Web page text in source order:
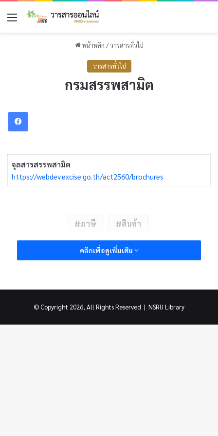
เมนู
หน้าหลัก / วารสารทั่วไป
วารสารทั่วไป
กรมสรรพสามิต
Facebook
จุลสารสรรพสามิต
https://webdev.excise.go.th/act2560/brochures
ภาษี สินค้า
คลิกเพื่อดูเพิ่มเติม
© Copyright 2026, All Rights Reserved | NSRU Library